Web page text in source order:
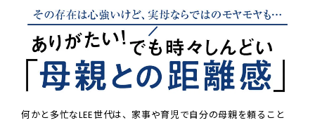
何かと多忙なLEE世代は、家事や育児で自分の母親を頼ること